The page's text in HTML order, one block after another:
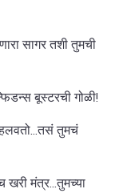
सागर तशी तुमची
बूस्टरची गोळी!
तुमचं
मंत्र...तुमच्या